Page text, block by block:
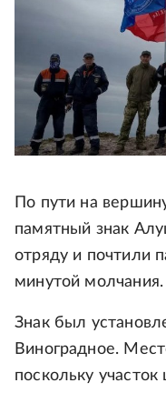
По пути на
памятный знак
отряду и почтили
минутой молчания.
Знак был
Виноградное.
поскольку